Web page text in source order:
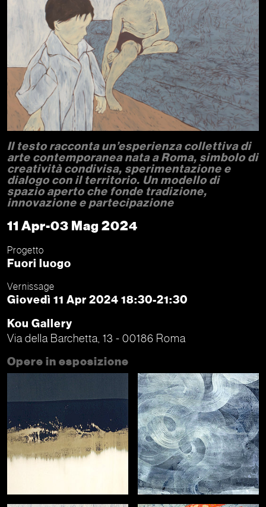
Il testo racconta un’esperienza collettiva di
arte contemporanea nata a Roma, simbolo di
creatività condivisa, sperimentazione e
dialogo con il territorio. Un modello di
spazio aperto che fonde tradizione,
innovazione e partecipazione
11 Apr-03 Mag 2024
Progetto
Fuori luogo
Vernissage
Giovedì 11 Apr 2024 18:30-21:30
Kou Gallery
Via della Barchetta, 13 - 00186 Roma
Opere in esposizione